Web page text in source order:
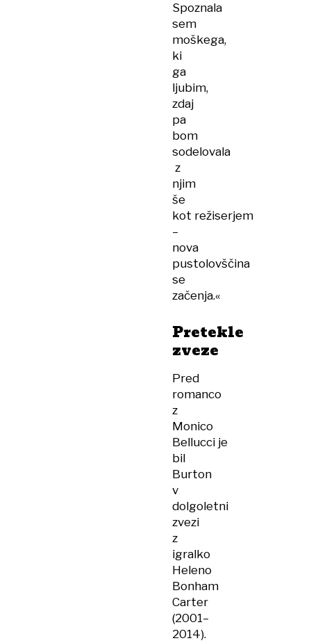
Spoznala
sem
moškega,
ki
ga
ljubim,
zdaj
pa
bom
sodelovala
z
njim
še
kot režiserjem
–
nova
pustolovščina
se
začenja.«
Pretekle
zveze
Pred
romanco
z
Monico
Bellucci je
bil
Burton
v
dolgoletni
zvezi
z
igralko
Heleno
Bonham
Carter
(2001–
2014).